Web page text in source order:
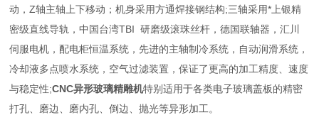
动，Z轴主轴上下移动；机身采用方通焊接钢结构;三轴采用*上银精
密级直线导轨，中国台湾TBI 研磨级滚珠丝杆，德国联轴器，汇川
伺服电机，配电柜恒温系统，先进的主轴制冷系统，自动润滑系统，
冷却液多点喷水系统，空气过滤装置，保证了更高的加工精度、速度
与稳定性;CNC异形玻璃精雕机特别适用于各类电子玻璃盖板的精密
打孔、磨边、磨内孔、倒边、抛光等异形加工。